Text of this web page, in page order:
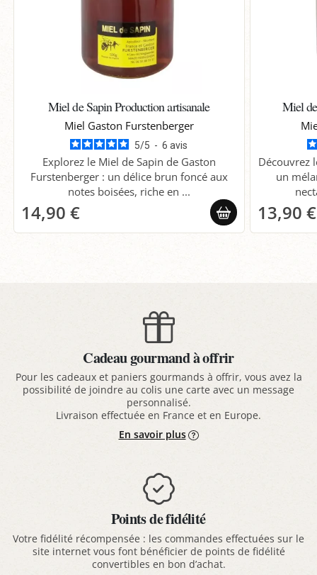
Miel de Sapin Production artisanale
Miel Gaston Furstenberger
5/5 - 6avis
Explorez le Miel de Sapin de Gaston
Furstenberger : un délice brun foncé aux
notes boisées, riche en ...
14,90 €
Miel
Découvrez
un
13,90 €
Cadeau gourmand à offrir
Pour les cadeaux et paniers gourmands à offrir, vous avez la
possibilité de joindre au colis une carte avec un message
personnalisé.
Livraison effectuée en France et en Europe.
En savoir plus
Points de fidélité
Votre fidélité récompensée : les commandes effectuées sur le
site internet vous font bénéficier de points de fidélité
convertibles en bon d’achat.